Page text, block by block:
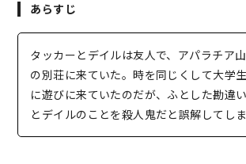
あらすじ
タッカーとデイルは友人で、アパラチア
の別荘に来ていた。時を同じくして大学
に遊びに来ていたのだが、ふとした勘違
とデイルのことを殺人鬼だと誤解してしま